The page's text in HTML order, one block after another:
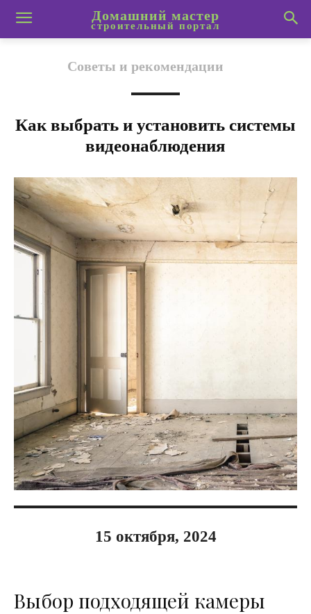
Домашний мастер
строительный портал
Советы и рекомендации
Как выбрать и установить системы
видеонаблюдения
15 октября, 2024
Выбор подходящей камеры